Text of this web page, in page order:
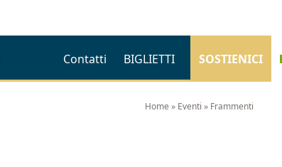
Contatti BIGLIETTI SOSTIENICI
Home » Eventi » Frammenti